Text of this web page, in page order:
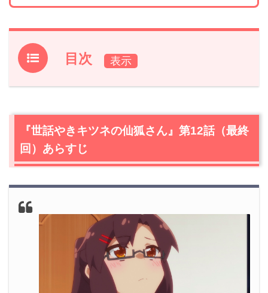
目次
1.『世話やきキツネの仙狐さん』第12話（最終回）あらす
2. 【ネタバレ】『世話やきキツネの仙狐さん』第12話（最
終回）の感想
2.1繋がらないスマホ。仙狐さんは一体どこへ？
2.3中野の不安が一気に募る！仙狐さんを探して町中を駆
2.42人の縁は絶対切れない！再会する仙狐さんと中野
約束のお花見
『世話やきキツネの仙狐さん』第12話（最終回）あらす
じ・ネタバレ感想まとめ
『世話やきキツネの仙狐さん』第12話（最終
回）あらすじ